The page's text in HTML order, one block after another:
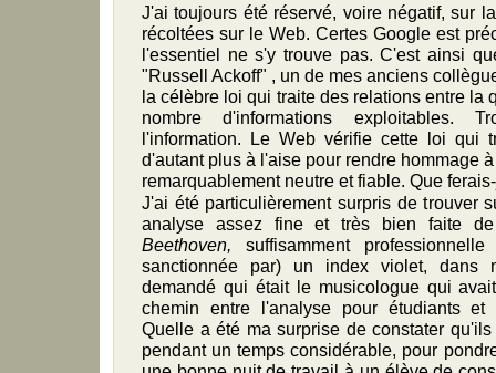
J'ai toujours été réservé, voire négatif, sur
récoltées sur le Web. Certes Google est
l'essentiel ne s'y trouve pas. C'est ainsi
"Russell Ackoff" , un de mes anciens
la célèbre loi qui traite des relations entre la
nombre d'informations exploitables.
l'information. Le Web vérifie cette loi qui
d'autant plus à l'aise pour rendre hommage
remarquablement neutre et fiable. Que
J'ai été particulièrement surpris de trouver
analyse assez fine et très bien faite
Beethoven, suffisamment
sanctionnée par) un index violet, dans
demandé qui était le musicologue qui
chemin entre l'analyse pour étudiants et
Quelle a été ma surprise de constater
pendant un temps considérable, pour